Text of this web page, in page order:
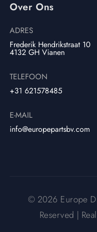
Over Ons
ADRES
Frederik Hendrikstraat 10
4132 GH Vianen
TELEFOON
+31 621578485
E-MAIL
info@europepartsbv.com
© 2026 Europe
Reserved |